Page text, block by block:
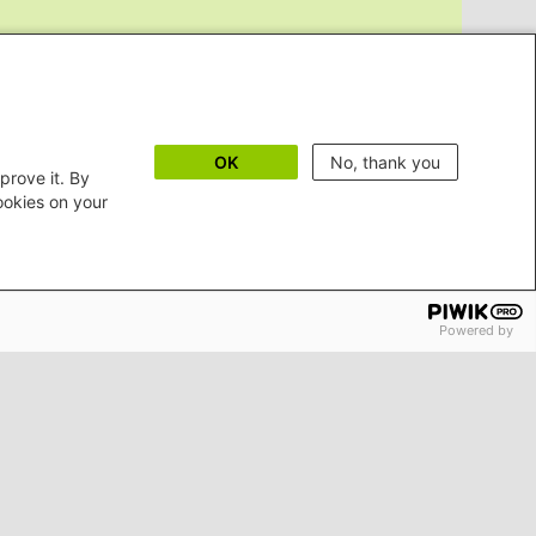
it. By
on your
OK No, thank you
Powered by